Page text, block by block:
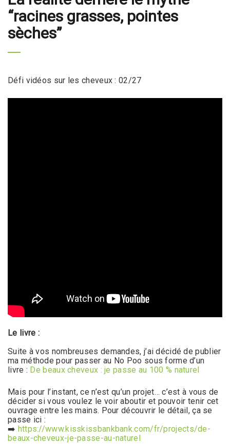
“racines grasses, pointes
sèches”
Défi vidéos sur les cheveux : 02/27
Le livre :
Suite à vos nombreuses demandes, j’ai décidé de publier
ma méthode pour passer au No Poo sous forme d’un
livre : De beaux cheveux : je passe au 100 % naturel
Mais pour l’instant, ce n’est qu’un projet… c’est à vous de
décider si vous voulez le voir aboutir et pouvoir tenir cet
ouvrage entre les mains. Pour découvrir le détail, ça se
passe ici :
➡️ https://www.kisskissbankbank.com/fr/projects/de-
beaux-cheveux-je-passe-au-naturel